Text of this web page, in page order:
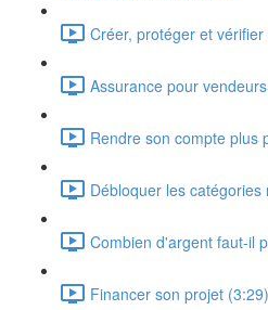
Créer, protéger et
Assurance pour
Rendre son compte plus
Débloquer les
Combien d'argent faut-il
Financer son projet (3:29)